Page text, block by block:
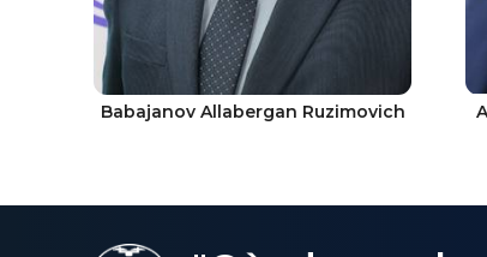
Babajanov Allabergan Ruzimovich